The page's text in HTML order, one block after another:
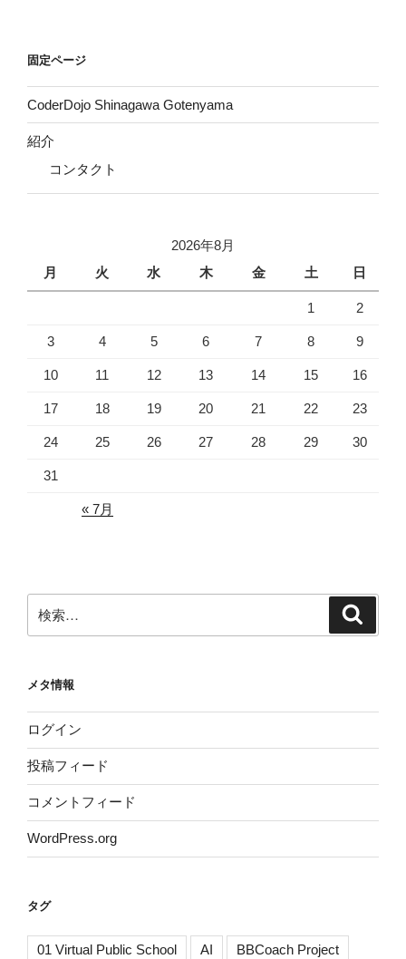
り
固定ページ
CoderDojo Shinagawa Gotenyama
紹介
コンタクト
2026年8月
月
火 水 木 金 土 日
1 2
3 4 5 6 7 8 9
10 11 12 13 14 15 16
17 18 19 20 21 22 23
24 25 26 27 28 29 30
31
« 7月
索:
メタ情報
ログイン
投稿フィード
コメントフィード
WordPress.org
タグ
01 Virtual Public School AI BBCoach Project